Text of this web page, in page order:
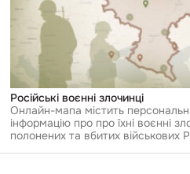
Російські воєнні злочинці
Онлайн-мапа містить
інформацію про про їхні воєнні
полонених та вбитих військових
Перейти